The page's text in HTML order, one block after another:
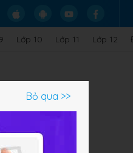
Lớp 10 Lớp 11 Lớp 12
Bỏ qua >>